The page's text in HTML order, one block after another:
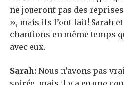
ne joueront pas des
», mais ils l’ont fait! Sarah
chantions en même temps
avec eux.
Sarah: Nous n’avons pas